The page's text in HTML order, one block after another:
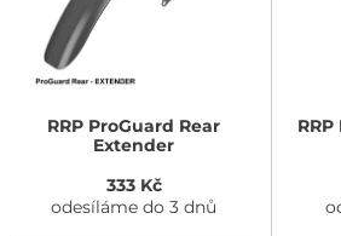
RRP ProGuard Rear
Extender
333 Kč
odesíláme do 3 dnů
RRP